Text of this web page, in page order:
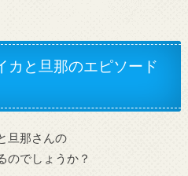
カと旦那のエピソード
旦那さんの
のでしょうか？